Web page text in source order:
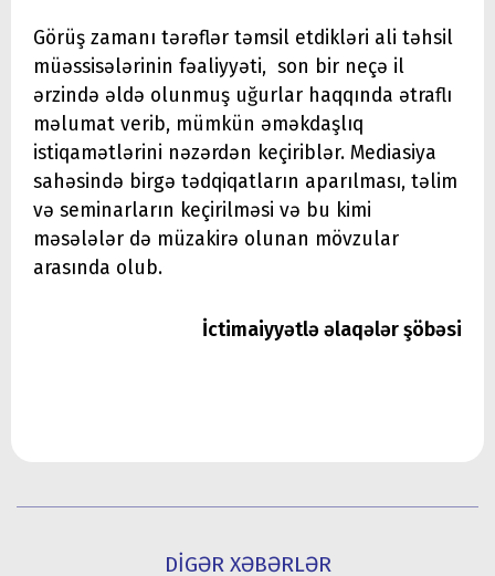
Görüş zamanı tərəflər təmsil etdikləri ali təhsil
müəssisələrinin fəaliyyəti, son bir neçə il
ərzində əldə olunmuş uğurlar haqqında ətraflı
məlumat verib, mümkün əməkdaşlıq
istiqamətlərini nəzərdən keçiriblər. Mediasiya
sahəsində birgə tədqiqatların aparılması, təlim
və seminarların keçirilməsi və bu kimi
məsələlər də müzakirə olunan mövzular
arasında olub.
İctimaiyyətlə əlaqələr şöbəsi
DİGƏR XƏBƏRLƏR